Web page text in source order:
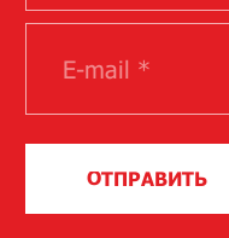
ОТПРАВИТЬ